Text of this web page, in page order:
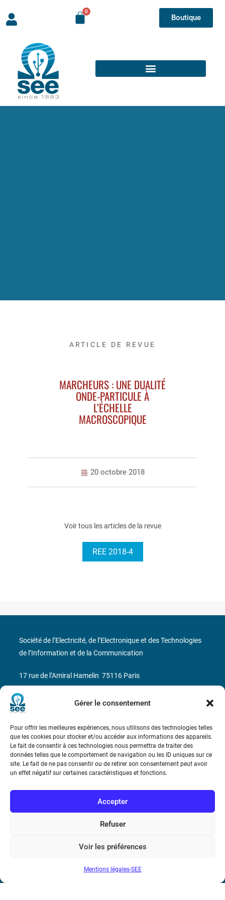
Gérer le consentement
Pour offrir les meilleures expériences, nous utilisons des technologies telles
que les cookies pour stocker et/ou accéder aux informations des appareils.
Le fait de consentir à ces technologies nous permettra de traiter des
données telles que le comportement de navigation ou les ID uniques sur ce
site. Le fait de ne pas consentir ou de retirer son consentement peut avoir
un effet négatif sur certaines caractéristiques et fonctions.
Accepter
Refuser
Voir les préférences
Mentions légales-SEE
Boutique
ARTICLE DE REVUE
MARCHEURS : UNE DUALITÉ
ONDE-PARTICULE À
L’ÉCHELLE
MACROSCOPIQUE
20 octobre 2018
Voir tous les articles de la revue
REE 2018-4
Bicentenaire des découvertes d’André-
Marie Ampère
Conditions Générales de Vente
Mentions légales
Société de l’Electricité, de l’Electronique et des Technologies
de l’Information et de la Communication
17 rue de l’Amiral Hamelin 75116 Paris
Métro : « Boissière » Ligne 6 et « Iéna » Ligne 9
N° de SIREN : 785 393 232, Code APE : 9412Z TVA intra-
communautaire : FR44 785 393 232